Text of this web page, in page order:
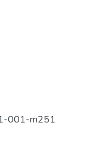
001-m251